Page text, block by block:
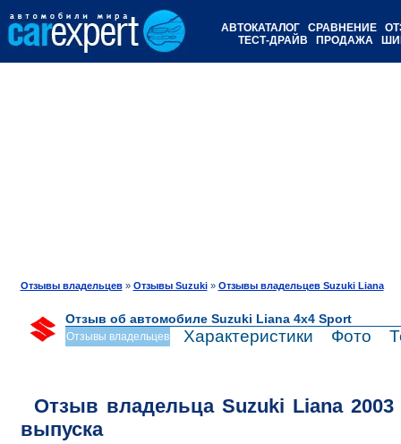
АВТОКАТАЛОГ СРАВНЕНИЕ
ТЕСТ-ДРАЙВ
ПРОДАЖА
Отзывы владельцев» Отзывы Suzuki» Отзывы владельцев Suzuki Liana
Отзыв об автомобиле Suzuki Liana 4x4 Sport
Отзывы владельцев Характеристики Фото
Отзыв владельца Suzuki Liana 2003
выпуска